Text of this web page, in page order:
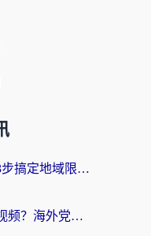
咪咕在海外怎么看直播？3步搞定地域限制，还能畅看腾讯视频与国内热剧
迪拜网络为什么微信不能视频？海外党必看的回国加速全攻略